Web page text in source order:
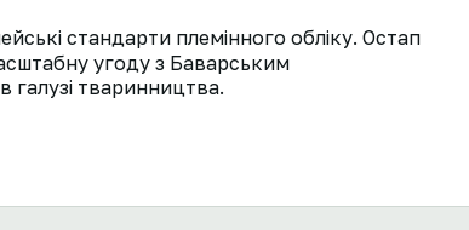
стандарти племінного обліку. Остап
угоду з Баварським
галузі тваринництва.